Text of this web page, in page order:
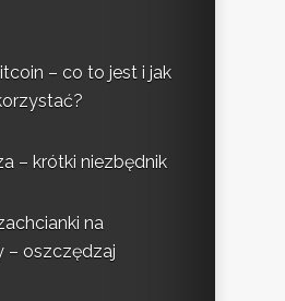
– co to jest i jak
– krótki niezbędnik
na
– oszczędzaj